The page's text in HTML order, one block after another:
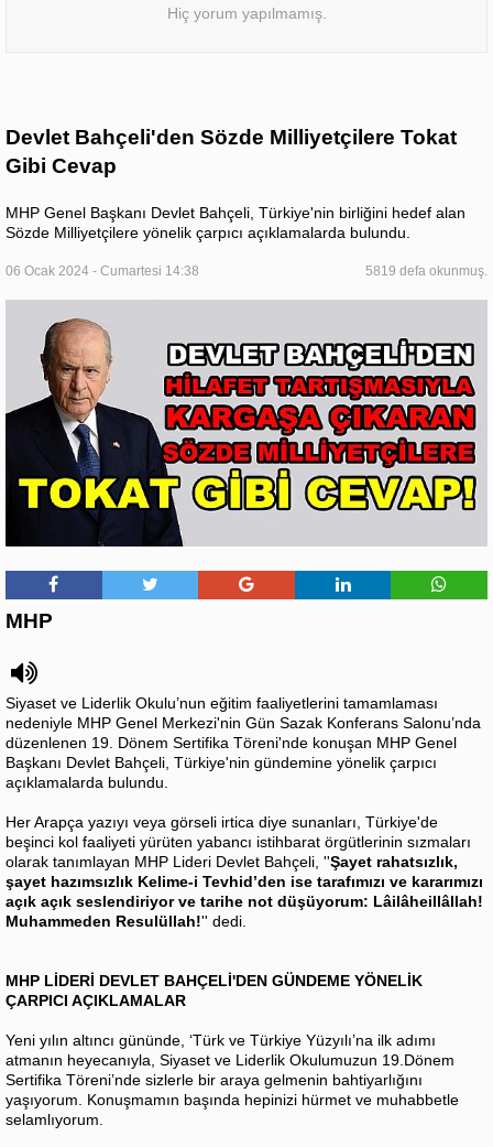
Hiç yorum yapılmamış.
Devlet Bahçeli'den Sözde Milliyetçilere Tokat
Gibi Cevap
MHP Genel Başkanı Devlet Bahçeli, Türkiye'nin birliğini hedef alan
Sözde Milliyetçilere yönelik çarpıcı açıklamalarda bulundu.
06 Ocak 2024 - Cumartesi 14:38 5819 defa okunmuş.
MHP
Siyaset ve Liderlik Okulu’nun eğitim faaliyetlerini tamamlaması
nedeniyle MHP Genel Merkezi'nin Gün Sazak Konferans Salonu’nda
düzenlenen 19. Dönem Sertifika Töreni'nde konuşan MHP Genel
Başkanı Devlet Bahçeli, Türkiye'nin gündemine yönelik çarpıcı
açıklamalarda bulundu.
Her Arapça yazıyı veya görseli irtica diye sunanları, Türkiye'de
beşinci kol faaliyeti yürüten yabancı istihbarat örgütlerinin sızmaları
olarak tanımlayan MHP Lideri Devlet Bahçeli, ''Şayet rahatsızlık,
şayet hazımsızlık Kelime-i Tevhid’den ise tarafımızı ve kararımızı
açık açık seslendiriyor ve tarihe not düşüyorum: Lâilâheillâllah!
Muhammeden Resulüllah!'' dedi.
MHP LİDERİ DEVLET BAHÇELİ'DEN GÜNDEME YÖNELİK
ÇARPICI AÇIKLAMALAR
Yeni yılın altıncı gününde, ‘Türk ve Türkiye Yüzyılı’na ilk adımı
atmanın heyecanıyla, Siyaset ve Liderlik Okulumuzun 19.Dönem
Sertifika Töreni’nde sizlerle bir araya gelmenin bahtiyarlığını
yaşıyorum. Konuşmamın başında hepinizi hürmet ve muhabbetle
selamlıyorum.